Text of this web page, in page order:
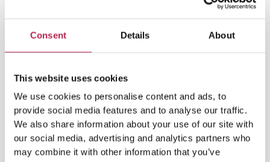
Consent Details About
This website uses cookies
We use cookies to personalise content and ads, to
provide social media features and to analyse our traffic.
We also share information about your use of our site with
our social media, advertising and analytics partners who
may combine it with other information that you’ve
Ibiza restaurants Ibiza stranden
Luxe villa's Ibiza(43) luxe villas (13)
Luxe Villa Verhuur(12)